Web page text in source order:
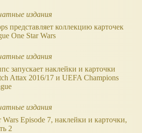
издания
представляет коллекцию карточек
One Star Wars
издания
запускает наклейки и карточки
Attax 2016/17 и UEFA Champions
издания
Wars Episode 7, наклейки и карточки,
2